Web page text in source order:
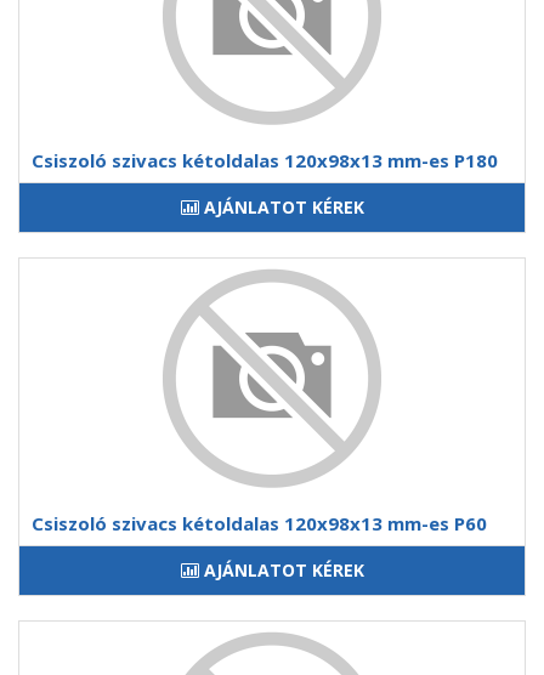
Csiszoló szivacs kétoldalas 120x98x13 mm-es P180
AJÁNLATOT KÉREK
Csiszoló szivacs kétoldalas 120x98x13 mm-es P60
AJÁNLATOT KÉREK